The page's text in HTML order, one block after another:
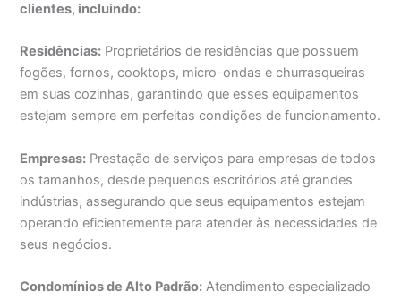
clientes, incluindo:
Residências: Proprietários de residências que possuem
fogões, fornos, cooktops, micro-ondas e churrasqueiras
em suas cozinhas, garantindo que esses equipamentos
estejam sempre em perfeitas condições de funcionamento.
Empresas: Prestação de serviços para empresas de todos
os tamanhos, desde pequenos escritórios até grandes
indústrias, assegurando que seus equipamentos estejam
operando eficientemente para atender às necessidades de
seus negócios.
Condomínios de Alto Padrão: Atendimento especializado